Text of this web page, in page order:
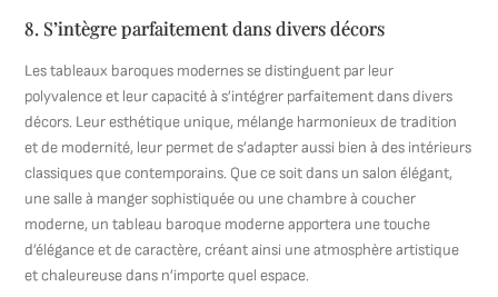
8. S’intègre parfaitement dans divers décors
Les tableaux baroques modernes se distinguent par leur
polyvalence et leur capacité à s’intégrer parfaitement dans divers
décors. Leur esthétique unique, mélange harmonieux de tradition
et de modernité, leur permet de s’adapter aussi bien à des intérieurs
classiques que contemporains. Que ce soit dans un salon élégant,
une salle à manger sophistiquée ou une chambre à coucher
moderne, un tableau baroque moderne apportera une touche
d’élégance et de caractère, créant ainsi une atmosphère artistique
et chaleureuse dans n’importe quel espace.